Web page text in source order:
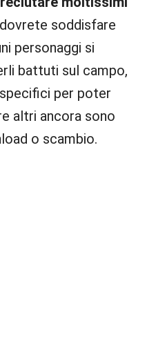
soddisfare
personaggi si
battuti sul campo,
per poter
altri ancora sono
o scambio.